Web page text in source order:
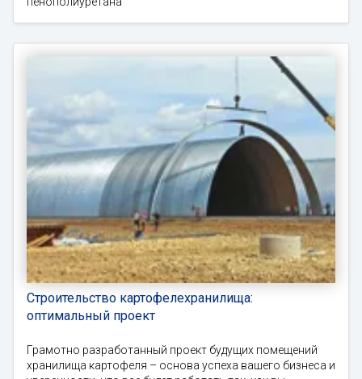
Строительство картофелехранилища:
оптимальный проект
Грамотно разработанный проект будущих помещений
хранилища картофеля – основа успеха вашего бизнеса и